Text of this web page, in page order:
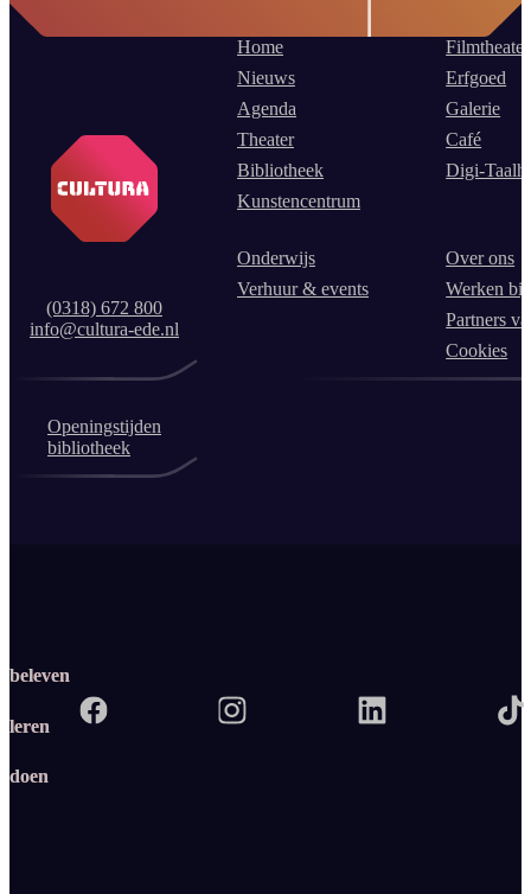
(0318) 672 800
info@cultura-ede.nl
Home
Nieuws
Agenda
Theater
Bibliotheek
Kunstencentrum
Filmtheater
Erfgoed
Galerie
Café
Digi-
Onderwijs
Verhuur & events
Over ons
Werken
Partners
Cookies
Openingstijden
bibliotheek
beleven
leren
doen